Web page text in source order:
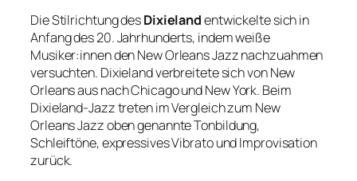
Die Stilrichtung desDixielandentwickelte sich in
Anfang des 20. Jahrhunderts, indem weiße
Musiker:innen den New Orleans Jazz nachzuahmen
versuchten. Dixieland verbreitete sich von New
Orleans aus nach Chicago und New York. Beim
Dixieland-Jazz treten im Vergleich zum New
Orleans Jazz oben genannte Tonbildung,
Schleiftöne, expressives Vibrato und Improvisation
zurück.